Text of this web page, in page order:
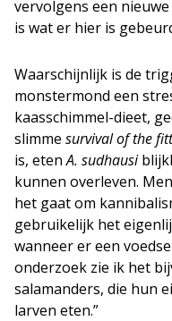
vervolgens een
is wat er hier is
Waarschijnlijk is de
monstermond een
kaasschimmel-dieet,
slimme survival of the
is, etenA. sudhausi
kunnen overleven.
het gaat om
gebruikelijk het
wanneer er een
onderzoek zie ik het
salamanders, die hun
larven eten.”